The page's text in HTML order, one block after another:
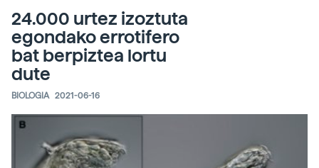
24.000 urtez izoztuta
egondako errotifero
bat berpiztea lortu
dute
BIOLOGIA 2021-06-16